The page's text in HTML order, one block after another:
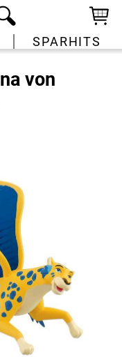
SPARHITS
von